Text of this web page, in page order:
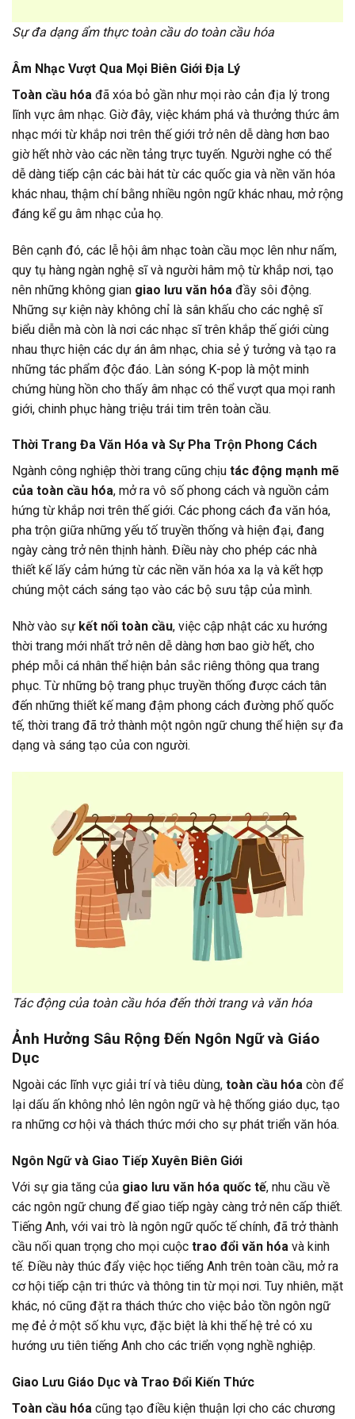
Sự đa dạng ẩm thực toàn cầu do toàn cầu hóa
Âm Nhạc Vượt Qua Mọi Biên Giới Địa Lý
Toàn cầu hóa đã xóa bỏ gần như mọi rào cản địa lý trong
lĩnh vực âm nhạc. Giờ đây, việc khám phá và thưởng thức âm
nhạc mới từ khắp nơi trên thế giới trở nên dễ dàng hơn bao
giờ hết nhờ vào các nền tảng trực tuyến. Người nghe có thể
dễ dàng tiếp cận các bài hát từ các quốc gia và nền văn hóa
khác nhau, thậm chí bằng nhiều ngôn ngữ khác nhau, mở rộng
đáng kể gu âm nhạc của họ.
Bên cạnh đó, các lễ hội âm nhạc toàn cầu mọc lên như nấm,
quy tụ hàng ngàn nghệ sĩ và người hâm mộ từ khắp nơi, tạo
nên những không gian giao lưu văn hóa đầy sôi động.
Những sự kiện này không chỉ là sân khấu cho các nghệ sĩ
biểu diễn mà còn là nơi các nhạc sĩ trên khắp thế giới cùng
nhau thực hiện các dự án âm nhạc, chia sẻ ý tưởng và tạo ra
những tác phẩm độc đáo. Làn sóng K-pop là một minh
chứng hùng hồn cho thấy âm nhạc có thể vượt qua mọi ranh
giới, chinh phục hàng triệu trái tim trên toàn cầu.
Thời Trang Đa Văn Hóa và Sự Pha Trộn Phong Cách
Ngành công nghiệp thời trang cũng chịu tác động mạnh mẽ
của toàn cầu hóa, mở ra vô số phong cách và nguồn cảm
hứng từ khắp nơi trên thế giới. Các phong cách đa văn hóa,
pha trộn giữa những yếu tố truyền thống và hiện đại, đang
ngày càng trở nên thịnh hành. Điều này cho phép các nhà
thiết kế lấy cảm hứng từ các nền văn hóa xa lạ và kết hợp
chúng một cách sáng tạo vào các bộ sưu tập của mình.
Nhờ vào sự kết nối toàn cầu, việc cập nhật các xu hướng
thời trang mới nhất trở nên dễ dàng hơn bao giờ hết, cho
phép mỗi cá nhân thể hiện bản sắc riêng thông qua trang
phục. Từ những bộ trang phục truyền thống được cách tân
đến những thiết kế mang đậm phong cách đường phố quốc
tế, thời trang đã trở thành một ngôn ngữ chung thể hiện sự đa
dạng và sáng tạo của con người.
Tác động của toàn cầu hóa đến thời trang và văn hóa
Ảnh Hưởng Sâu Rộng Đến Ngôn Ngữ và Giáo
Dục
Ngoài các lĩnh vực giải trí và tiêu dùng, toàn cầu hóa còn để
lại dấu ấn không nhỏ lên ngôn ngữ và hệ thống giáo dục, tạo
ra những cơ hội và thách thức mới cho sự phát triển văn hóa.
Ngôn Ngữ và Giao Tiếp Xuyên Biên Giới
Với sự gia tăng của giao lưu văn hóa quốc tế, nhu cầu về
các ngôn ngữ chung để giao tiếp ngày càng trở nên cấp thiết.
Tiếng Anh, với vai trò là ngôn ngữ quốc tế chính, đã trở thành
cầu nối quan trọng cho mọi cuộc trao đổi văn hóa và kinh
tế. Điều này thúc đẩy việc học tiếng Anh trên toàn cầu, mở ra
cơ hội tiếp cận tri thức và thông tin từ mọi nơi. Tuy nhiên, mặt
khác, nó cũng đặt ra thách thức cho việc bảo tồn ngôn ngữ
mẹ đẻ ở một số khu vực, đặc biệt là khi thế hệ trẻ có xu
hướng ưu tiên tiếng Anh cho các triển vọng nghề nghiệp.
Giao Lưu Giáo Dục và Trao Đổi Kiến Thức
Toàn cầu hóa cũng tạo điều kiện thuận lợi cho các chương